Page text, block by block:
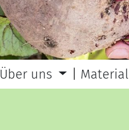
Über uns Material